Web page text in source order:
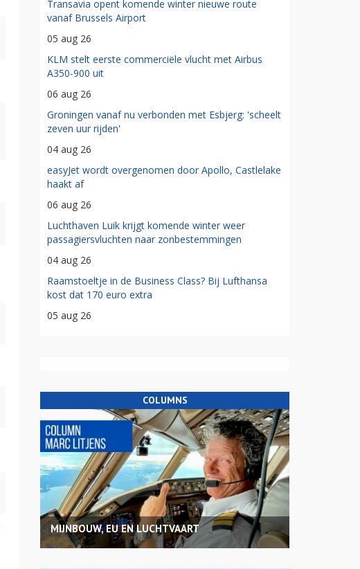
Transavia opent komende winter nieuwe route
vanaf Brussels Airport
05 aug 26
KLM stelt eerste commerciële vlucht met Airbus
A350-900 uit
06 aug 26
Groningen vanaf nu verbonden met Esbjerg: 'scheelt
zeven uur rijden'
04 aug 26
easyJet wordt overgenomen door Apollo, Castlelake
haakt af
06 aug 26
Luchthaven Luik krijgt komende winter weer
passagiersvluchten naar zonbestemmingen
04 aug 26
Raamstoeltje in de Business Class? Bij Lufthansa
kost dat 170 euro extra
05 aug 26
COLUMNS
MIJNBOUW, EU EN LUCHTVAART